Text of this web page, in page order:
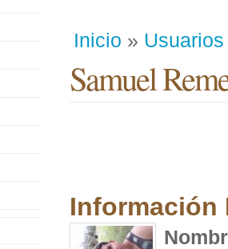
Inicio » Usuarios
Samuel
Información